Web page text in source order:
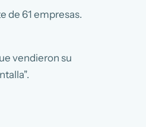
de 61 empresas.
vendieron su